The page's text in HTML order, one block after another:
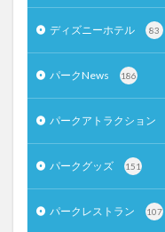
ディズニーホテル 83
パークNews 186
パークアトラクション
パークグッズ 151
パークレストラン 107